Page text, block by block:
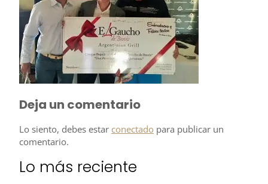
Deja un comentario
Lo siento, debes estar conectado para publicar un
comentario.
Lo más reciente